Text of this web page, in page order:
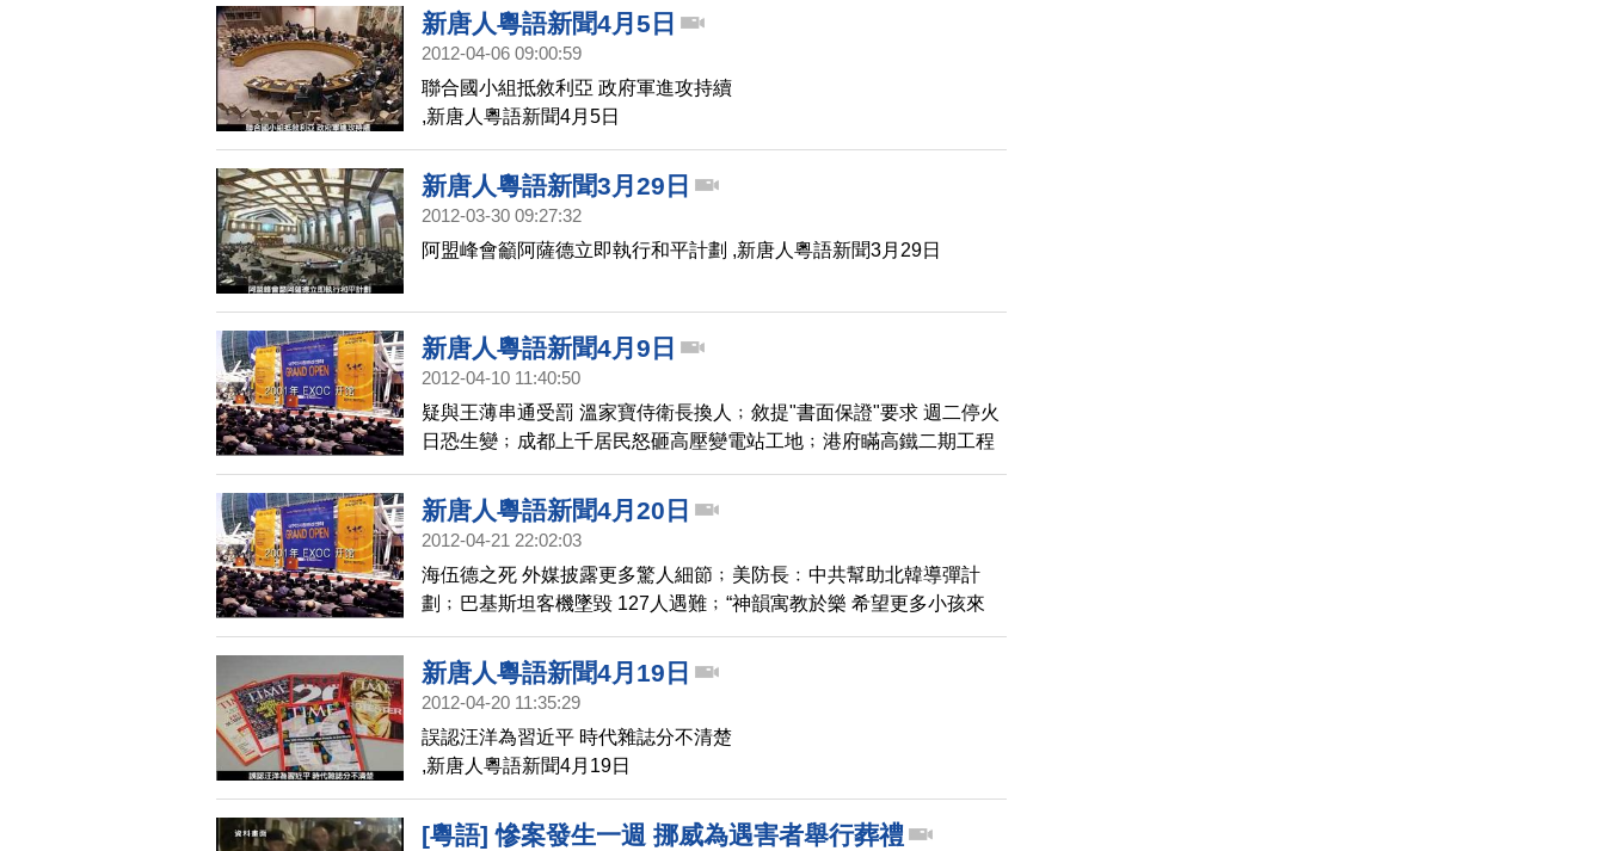
,新唐人粵語新聞4月16日
新唐人粵語新聞4月5日
2012-04-06 09:00:59
聯合國小組抵敘利亞 政府軍進攻持續
,新唐人粵語新聞4月5日
新唐人粵語新聞3月29日
2012-03-30 09:27:32
阿盟峰會籲阿薩德立即執行和平計劃 ,新唐人粵語新聞3月29日
新唐人粵語新聞4月9日
2012-04-10 11:40:50
疑與王薄串通受罰 溫家寶侍衛長換人﹔敘提"書面保證"要求 週二停火
日恐生變﹔成都上千居民怒砸高壓變電站工地﹔港府瞞高鐵二期工程
疑涉政治因素﹔華人觀眾： 中國人都要看神韻 ,新唐人粵語新聞4月9
日
新唐人粵語新聞4月20日
2012-04-21 22:02:03
海伍德之死 外媒披露更多驚人細節﹔美防長﹕中共幫助北韓導彈計
劃﹔巴基斯坦客機墜毀 127人遇難﹔“神韻寓教於樂 希望更多小孩來
看” ,新唐人粵語新聞4月20日
新唐人粵語新聞4月19日
2012-04-20 11:35:29
誤認汪洋為習近平 時代雜誌分不清楚
,新唐人粵語新聞4月19日
[粵語] 慘案發生一週 挪威為遇害者舉行葬禮